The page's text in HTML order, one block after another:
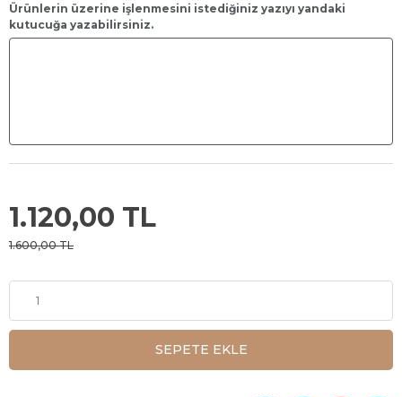
Ürünlerin üzerine işlenmesini istediğiniz yazıyı yandaki
kutucuğa yazabilirsiniz.
1.120,00 TL
1.600,00 TL
SEPETE EKLE